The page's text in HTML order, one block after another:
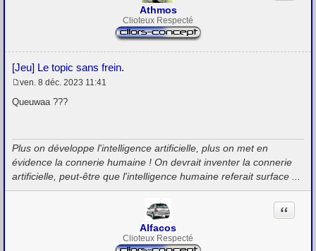
Athmos
Clioteux Respecté
[Jeu] Le topic sans frein.
e
g
e
ven. 8 déc. 2023 11:41
Queuwaa ???
Plus on développe l'intelligence artificielle, plus on met en
évidence la connerie humaine ! On devrait inventer la connerie
artificielle, peut-être que l'intelligence humaine referait surface ...
Alfacos
Clioteux Respecté
Citation